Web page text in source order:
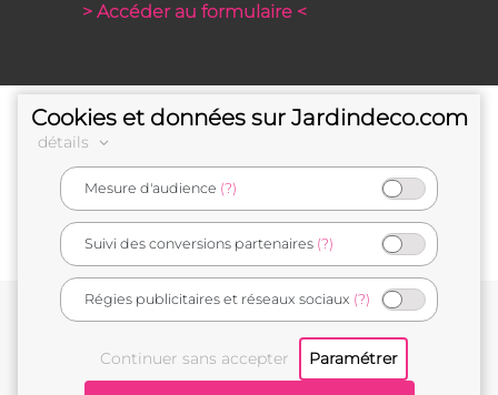
> Accéder au formulaire <
e-commerçant français
Cookies et données sur Jardindeco.com
détails
Mesure d'audience (?)
Suivi des conversions partenaires (?)
Régies publicitaires et réseaux sociaux (?)